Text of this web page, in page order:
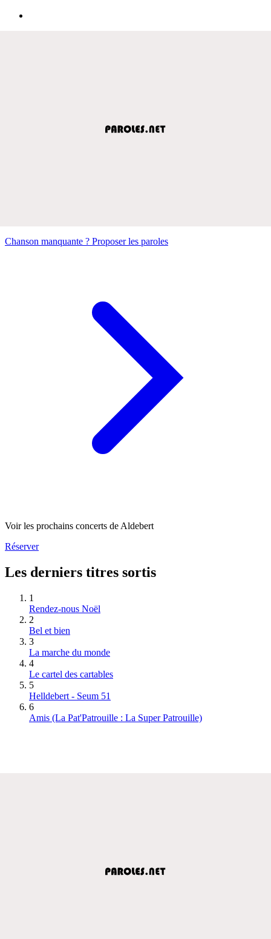
Chanson manquante ? Proposer les paroles
Voir les prochains concerts de Aldebert
Réserver
Les derniers titres sortis
1
Rendez-nous Noël
2
Bel et bien
3
La marche du monde
4
Le cartel des cartables
5
Helldebert - Seum 51
6
Amis (La Pat'Patrouille : La Super Patrouille)